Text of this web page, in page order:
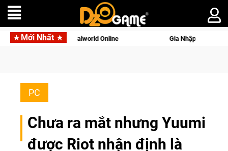
Mới Nhất
tên gọi Palworld Online Gia Nhập Closed Beta Norse
PC
Chưa ra mắt nhưng Yuumi
được Riot nhận định là